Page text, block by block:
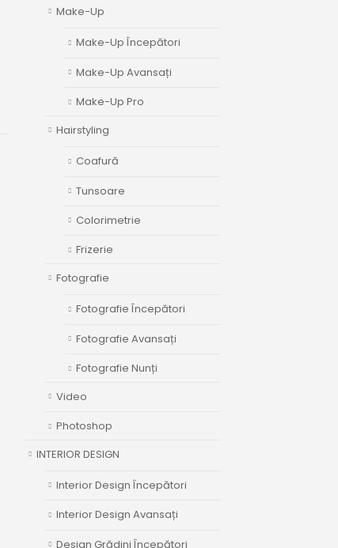
Make-Up
Make-Up Începători
Make-Up Avansați
Make-Up Pro
Hairstyling
Coafură
Tunsoare
Colorimetrie
Frizerie
Fotografie
Fotografie Începători
Fotografie Avansați
Fotografie Nunți
Video
Photoshop
INTERIOR DESIGN
Interior Design Începători
Interior Design Avansați
Design Grădini Începători